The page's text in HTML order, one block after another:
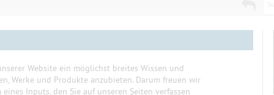
Website ein möglichst breites Wissen und
Werke und Produkte anzubieten. Darum freuen wir
Inputs, den Sie auf unseren Seiten verfassen